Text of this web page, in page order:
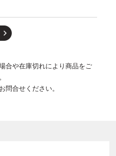
合や在庫切れにより商品をご
問合せください。